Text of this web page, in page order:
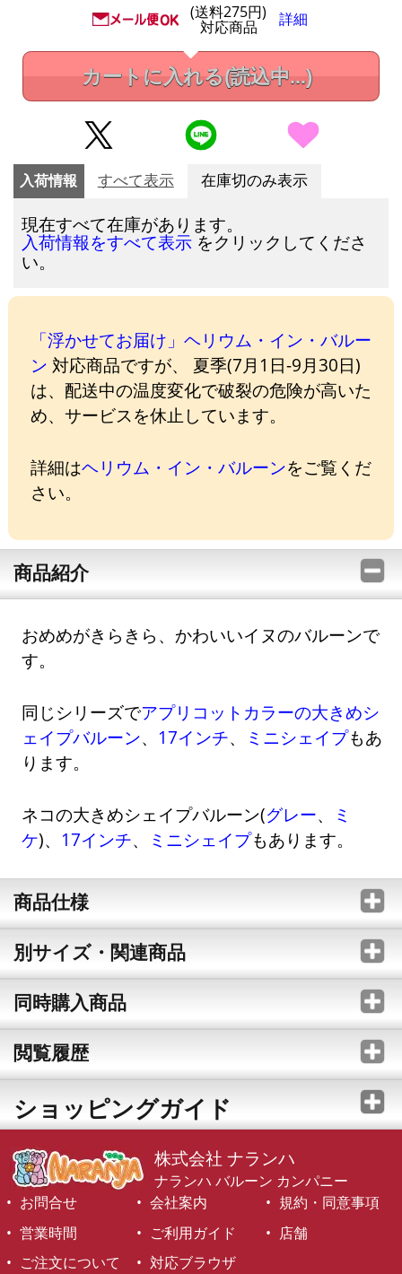
(送料275円)
対応商品 詳細
カートに入れる(読込中...)
入荷情報 すべて表示 在庫切のみ表示
現在すべて在庫があります。
入荷情報をすべて表示 をクリックしてくださ
い。
「浮かせてお届け」ヘリウム・イン・バルー
ン 対応商品ですが、 夏季(7月1日-9月30日)
は、配送中の温度変化で破裂の危険が高いた
め、サービスを休止しています。
詳細はヘリウム・イン・バルーンをご覧くだ
さい。
商品紹介
おめめがきらきら、かわいいイヌのバルーンで
す。
同じシリーズでアプリコットカラーの大きめシ
ェイプバルーン、 17インチ、 ミニシェイプもあ
ります。
ネコの大きめシェイプバルーン(グレー、
ミ
ケ)、 17インチ、 ミニシェイプもあります。
商品仕様
別サイズ・関連商品
同時購入商品
閲覧履歴
ショッピングガイド
株式会社 ナランハ
ナランハ バルーン カンパニー
お問合せ
会社案内
規約・同意事項
営業時間
ご利用ガイド
店舗
ご注文について
対応ブラウザ